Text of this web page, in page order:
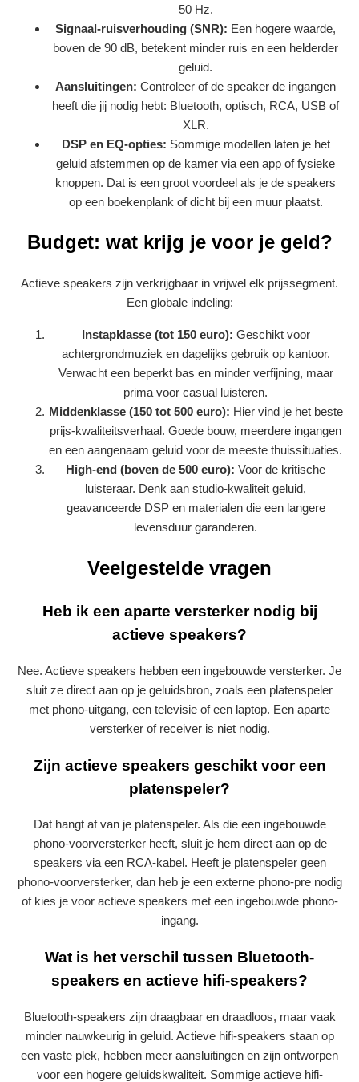
50 Hz.
Signaal-ruisverhouding (SNR): Een hogere waarde,
boven de 90 dB, betekent minder ruis en een helderder
geluid.
Aansluitingen: Controleer of de speaker de ingangen
heeft die jij nodig hebt: Bluetooth, optisch, RCA, USB of
XLR.
DSP en EQ-opties: Sommige modellen laten je het
geluid afstemmen op de kamer via een app of fysieke
knoppen. Dat is een groot voordeel als je de speakers
op een boekenplank of dicht bij een muur plaatst.
Budget: wat krijg je voor je geld?
Actieve speakers zijn verkrijgbaar in vrijwel elk prijssegment.
Een globale indeling:
Instapklasse (tot 150 euro): Geschikt voor
achtergrondmuziek en dagelijks gebruik op kantoor.
Verwacht een beperkt bas en minder verfijning, maar
prima voor casual luisteren.
Middenklasse (150 tot 500 euro): Hier vind je het beste
prijs-kwaliteitsverhaal. Goede bouw, meerdere ingangen
en een aangenaam geluid voor de meeste thuissituaties.
High-end (boven de 500 euro): Voor de kritische
luisteraar. Denk aan studio-kwaliteit geluid,
geavanceerde DSP en materialen die een langere
levensduur garanderen.
Veelgestelde vragen
Heb ik een aparte versterker nodig bij
actieve speakers?
Nee. Actieve speakers hebben een ingebouwde versterker. Je
sluit ze direct aan op je geluidsbron, zoals een platenspeler
met phono-uitgang, een televisie of een laptop. Een aparte
versterker of receiver is niet nodig.
Zijn actieve speakers geschikt voor een
platenspeler?
Dat hangt af van je platenspeler. Als die een ingebouwde
phono-voorversterker heeft, sluit je hem direct aan op de
speakers via een RCA-kabel. Heeft je platenspeler geen
phono-voorversterker, dan heb je een externe phono-pre nodig
of kies je voor actieve speakers met een ingebouwde phono-
ingang.
Wat is het verschil tussen Bluetooth-
speakers en actieve hifi-speakers?
Bluetooth-speakers zijn draagbaar en draadloos, maar vaak
minder nauwkeurig in geluid. Actieve hifi-speakers staan op
een vaste plek, hebben meer aansluitingen en zijn ontworpen
voor een hogere geluidskwaliteit. Sommige actieve hifi-